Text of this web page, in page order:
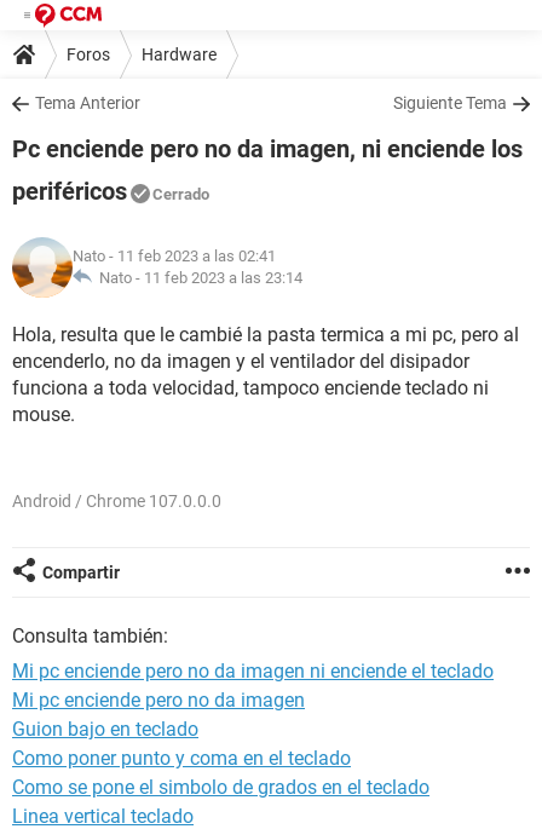
Foros Hardware
Tema Anterior Siguiente Tema
Pc enciende pero no da imagen, ni enciende los
periféricos
Cerrado
Nato - 11 feb 2023 a las 02:41
Nato - 11 feb 2023 a las 23:14
Hola, resulta que le cambié la pasta termica a mi pc, pero al
encenderlo, no da imagen y el ventilador del disipador
funciona a toda velocidad, tampoco enciende teclado ni
mouse.
Android / Chrome 107.0.0.0
Compartir
Consulta también:
Mi pc enciende pero no da imagen ni enciende el teclado
Mi pc enciende pero no da imagen
Guion bajo en teclado
Como poner punto y coma en el teclado
Como se pone el simbolo de grados en el teclado
Linea vertical teclado